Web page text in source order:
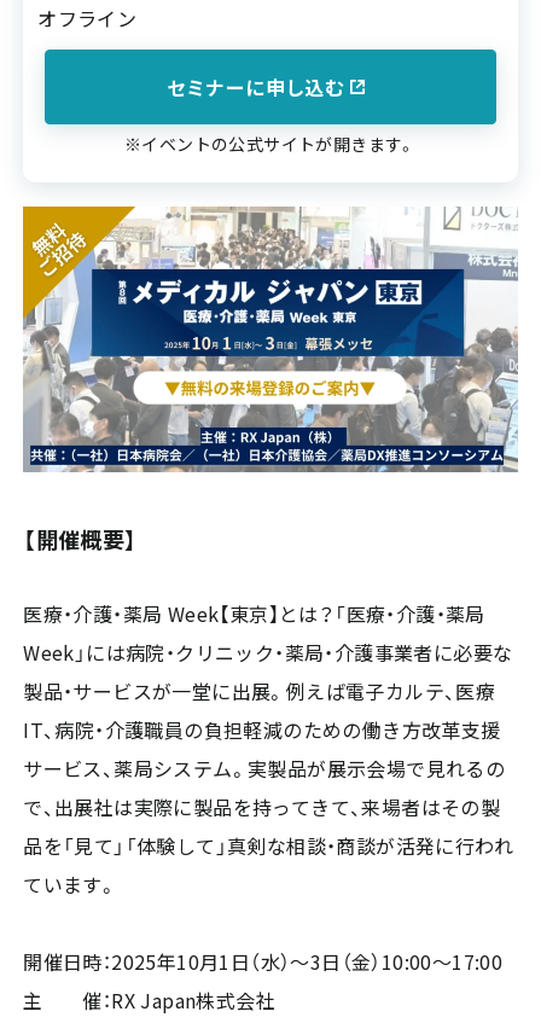
オフライン
セミナーに申し込む
※イベントの公式サイトが開きます。
【開催概要】
医療・介護・薬局 Week【東京】とは？「医療・介護・薬局
Week」には病院・クリニック・薬局・介護事業者に必要な
製品・サービスが一堂に出展。例えば電子カルテ、医療
IT、病院・介護職員の負担軽減のための働き方改革支援
サービス、薬局システム。実製品が展示会場で見れるの
で、出展社は実際に製品を持ってきて、来場者はその製
品を「見て」「体験して」真剣な相談・商談が活発に行われ
ています。
開催日時：2025年10月1日（水）～3日（金）10:00〜17:00
主 催：RX Japan株式会社